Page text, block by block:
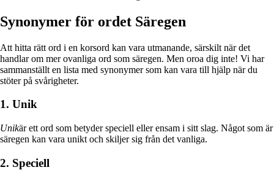
Synonymer för ordet Säregen
Att hitta rätt ord i en korsord kan vara utmanande, särskilt när det
handlar om mer ovanliga ord som säregen. Men oroa dig inte! Vi har
sammanställt en lista med synonymer som kan vara till hjälp när du
stöter på svårigheter.
1. Unik
Unikär ett ord som betyder speciell eller ensam i sitt slag. Något som är
säregen kan vara unikt och skiljer sig från det vanliga.
2. Speciell